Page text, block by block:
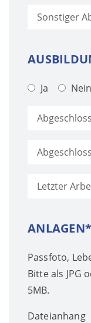
Ja Nein
ANLAGEN*
Passfoto,
Bitte als JPG
5MB.
Dateianhang